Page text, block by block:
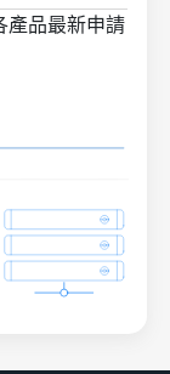
產品最新申請